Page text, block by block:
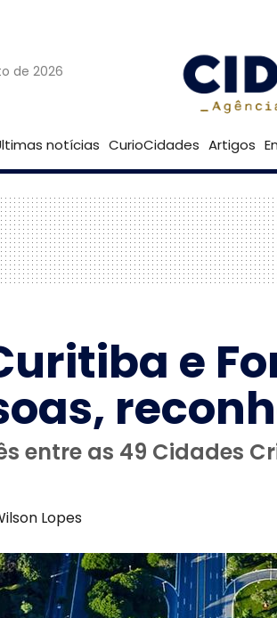
de 2026
notícias CurioCidades Artigos
e
entre as 49 Cidades
Lopes